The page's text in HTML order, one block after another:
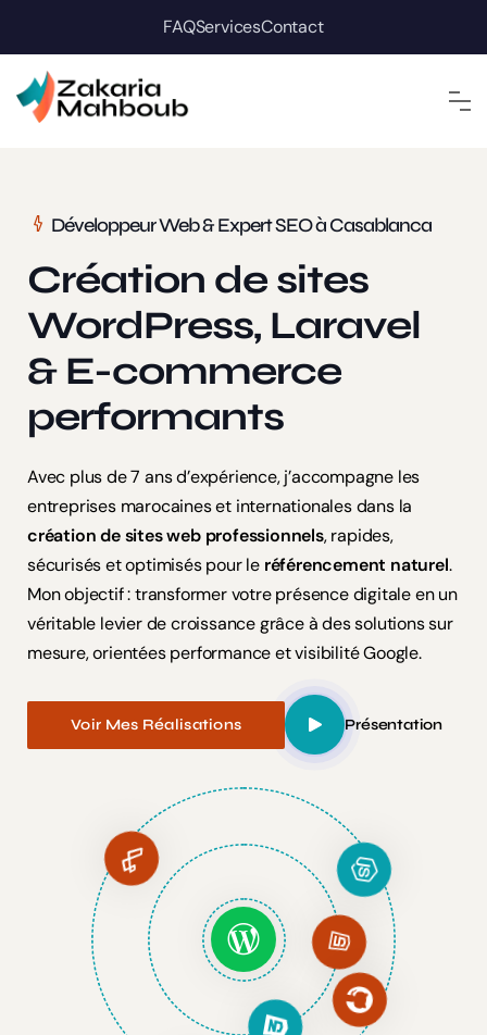
FAQServicesContact
Développeur Web & Expert SEO à Casablanca
Création de sites
WordPress, Laravel
& E-commerce
performants
Avec plus de 7 ans d’expérience, j’accompagne les
entreprises marocaines et internationales dans la
création de sites web professionnels, rapides,
sécurisés et optimisés pour le référencement naturel.
Mon objectif : transformer votre présence digitale en un
véritable levier de croissance grâce à des solutions sur
mesure, orientées performance et visibilité Google.
Voir Mes Réalisations Présentation